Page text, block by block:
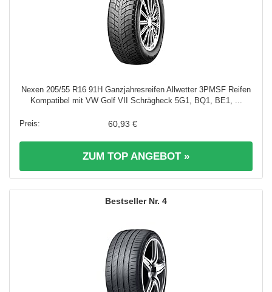
Nexen 205/55 R16 91H Ganzjahresreifen Allwetter 3PMSF Reifen
Kompatibel mit VW Golf VII Schrägheck 5G1, BQ1, BE1, ...
60,93 €
ZUM TOP ANGEBOT »
4